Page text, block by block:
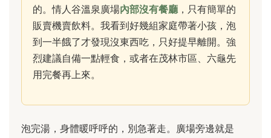
的。情人谷溫泉廣場內部沒有餐廳，只有簡單的
販賣機賣飲料。我看到好幾組家庭帶著小孩，泡
到一半餓了才發現沒東西吃，只好提早離開。強
烈建議自備一點輕食，或者在茂林市區、六龜先
用完餐再上來。
泡完湯，身體暖呼呼的，別急著走。廣場旁邊就是